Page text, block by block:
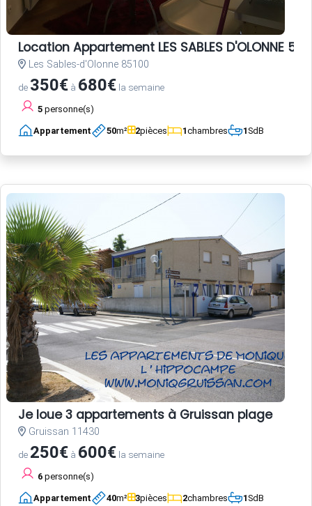
Location Appartement LES SABLES D'OLONNE 5
Les Sables-d'Olonne 85100
de 350€ à 680€ la semaine
5 personne(s)
Appartement 50m² 2pièces 1chambres 1SdB
Je loue 3 appartements à Gruissan plage
Gruissan 11430
de 250€ à 600€ la semaine
6 personne(s)
Appartement 40m² 3pièces 2chambres 1SdB